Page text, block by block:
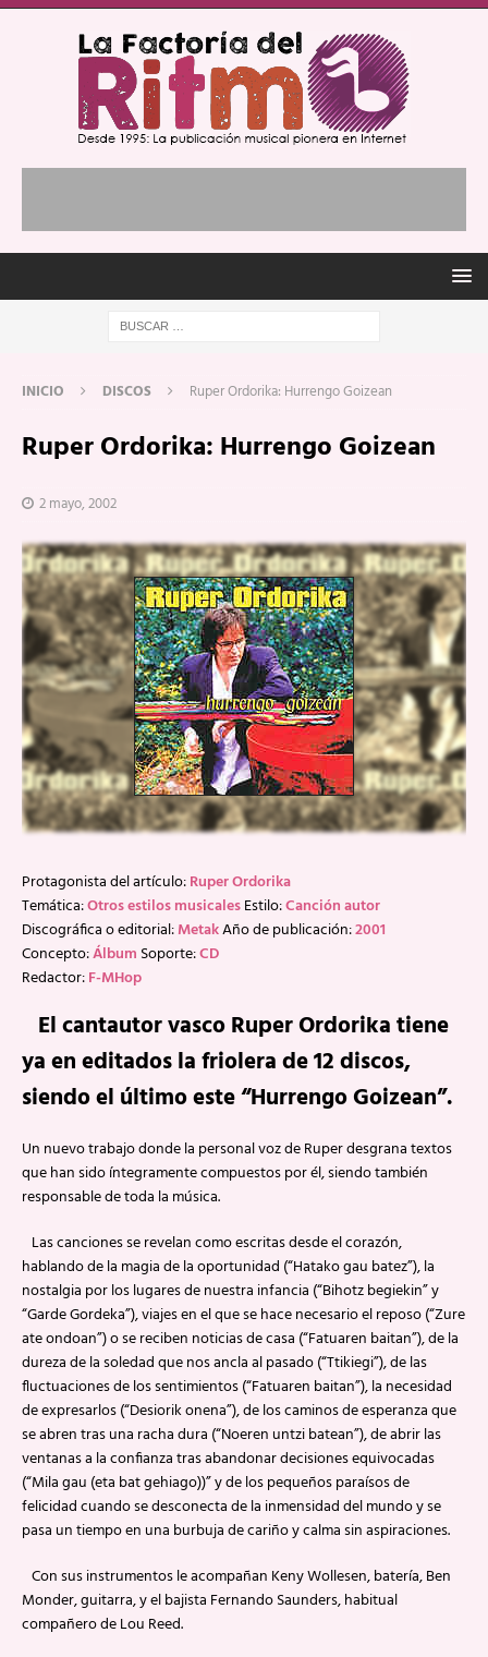
INICIO DISCOS Ruper Ordorika: Hurrengo Goizean
Ruper Ordorika: Hurrengo Goizean
2 mayo, 2002
Protagonista del artículo:Ruper Ordorika
Temática:Otros estilos musicalesEstilo:Canción autor
Discográfica o editorial:MetakAño de publicación:2001
Concepto:Álbum Soporte:CD
Redactor:F-MHop
El cantautor vasco Ruper Ordorika tiene
ya en editados la friolera de 12 discos,
siendo el último este “Hurrengo Goizean”.
Un nuevo trabajo donde la personal voz de Ruper desgrana textos
que han sido íntegramente compuestos por él, siendo también
responsable de toda la música.
Las canciones se revelan como escritas desde el corazón,
hablando de la magia de la oportunidad (“Hatako gau batez”), la
nostalgia por los lugares de nuestra infancia (“Bihotz begiekin” y
“Garde Gordeka”), viajes en el que se hace necesario el reposo (“Zure
ate ondoan”) o se reciben noticias de casa (“Fatuaren baitan”), de la
dureza de la soledad que nos ancla al pasado (“Ttikiegi”), de las
fluctuaciones de los sentimientos (“Fatuaren baitan”), la necesidad
de expresarlos (“Desiorik onena”), de los caminos de esperanza que
se abren tras una racha dura (“Noeren untzi batean”), de abrir las
ventanas a la confianza tras abandonar decisiones equivocadas
(“Mila gau (eta bat gehiago))” y de los pequeños paraísos de
felicidad cuando se desconecta de la inmensidad del mundo y se
pasa un tiempo en una burbuja de cariño y calma sin aspiraciones.
Con sus instrumentos le acompañan Keny Wollesen, batería, Ben
Monder, guitarra, y el bajista Fernando Saunders, habitual
compañero de Lou Reed.